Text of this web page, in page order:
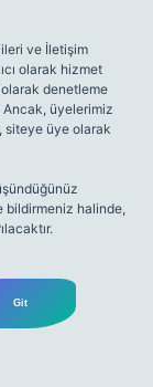
ve İletişim
olarak hizmet
denetleme
Ancak, üyelerimiz
siteye üye olarak
bildirmeniz halinde,